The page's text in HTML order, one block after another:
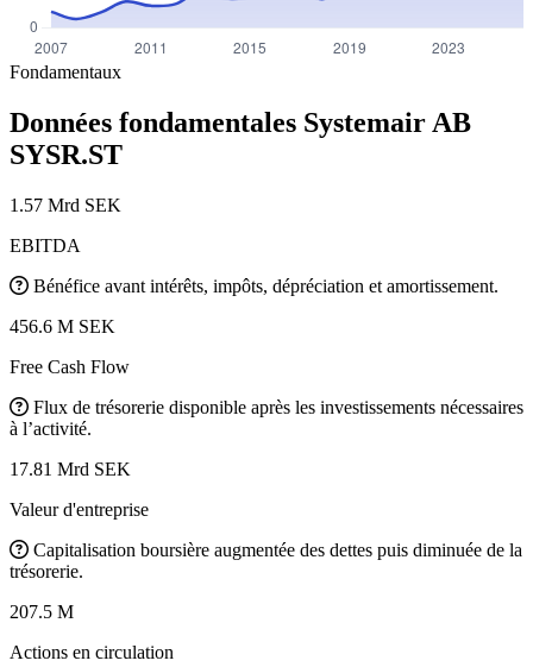
Fondamentaux
Données fondamentales Systemair AB
SYSR.ST
1.57 Mrd SEK
EBITDA
Bénéfice avant intérêts, impôts, dépréciation et amortissement.
456.6 M SEK
Free Cash Flow
Flux de trésorerie disponible après les investissements nécessaires
à l’activité.
17.81 Mrd SEK
Valeur d'entreprise
Capitalisation boursière augmentée des dettes puis diminuée de la
trésorerie.
207.5 M
Actions en circulation